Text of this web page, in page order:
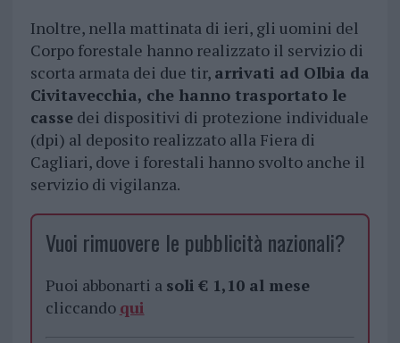
Inoltre, nella mattinata di ieri, gli uomini del
Corpo forestale hanno realizzato il servizio di
scorta armata dei due tir, arrivati ad Olbia da
Civitavecchia, che hanno trasportato le
cassedei dispositivi di protezione individuale
(dpi) al deposito realizzato alla Fiera di
Cagliari, dove i forestali hanno svolto anche il
servizio di vigilanza.
Vuoi rimuovere le pubblicità nazionali?
Puoi abbonarti a soli € 1,10 al mese
cliccando qui